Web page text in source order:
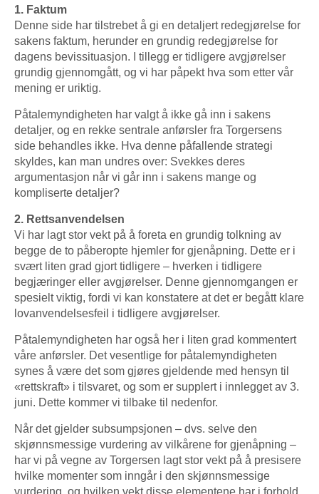
1. Faktum
Denne side har tilstrebet å gi en detaljert redegjørelse for
sakens faktum, herunder en grundig redegjørelse for
dagens bevissituasjon. I tillegg er tidligere avgjørelser
grundig gjennomgått, og vi har påpekt hva som etter vår
mening er uriktig.
Påtalemyndigheten har valgt å ikke gå inn i sakens
detaljer, og en rekke sentrale anførsler fra Torgersens
side behandles ikke. Hva denne påfallende strategi
skyldes, kan man undres over: Svekkes deres
argumentasjon når vi går inn i sakens mange og
kompliserte detaljer?
2. Rettsanvendelsen
Vi har lagt stor vekt på å foreta en grundig tolkning av
begge de to påberopte hjemler for gjenåpning. Dette er i
svært liten grad gjort tidligere – hverken i tidligere
begjæringer eller avgjørelser. Denne gjennomgangen er
spesielt viktig, fordi vi kan konstatere at det er begått klare
lovanvendelsesfeil i tidligere avgjørelser.
Påtalemyndigheten har også her i liten grad kommentert
våre anførsler. Det vesentlige for påtalemyndigheten
synes å være det som gjøres gjeldende med hensyn til
«rettskraft» i tilsvaret, og som er supplert i innlegget av 3.
juni. Dette kommer vi tilbake til nedenfor.
Når det gjelder subsumpsjonen – dvs. selve den
skjønnsmessige vurdering av vilkårene for gjenåpning –
har vi på vegne av Torgersen lagt stor vekt på å presisere
hvilke momenter som inngår i den skjønnsmessige
vurdering, og hvilken vekt disse elementene har i forhold